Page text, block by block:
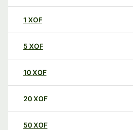
1 XOF
5 XOF
10XOF
20XOF
50XOF